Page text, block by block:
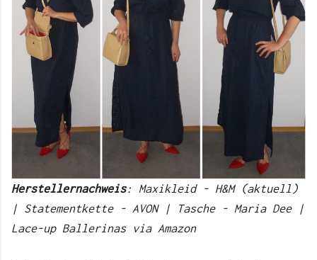
Herstellernachweis: Maxikleid - H&M (aktuell)
| Statementkette - AVON | Tasche - Maria Dee |
Lace-up Ballerinas via Amazon